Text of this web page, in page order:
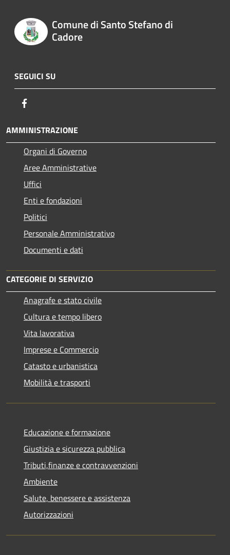
Comune di Santo Stefano di
Cadore
SEGUICI SU
AMMINISTRAZIONE
Organi di Governo
Aree Amministrative
Uffici
Enti e fondazioni
Politici
Personale Amministrativo
Documenti e dati
CATEGORIE DI SERVIZIO
Anagrafe e stato civile
Cultura e tempo libero
Vita lavorativa
Imprese e Commercio
Catasto e urbanistica
Mobilità e trasporti
Educazione e formazione
Giustizia e sicurezza pubblica
Tributi,finanze e contravvenzioni
Ambiente
Salute, benessere e assistenza
Autorizzazioni